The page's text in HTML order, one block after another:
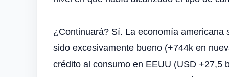
¿Continuará? Sí. La economía
sido excesivamente bueno (+744k en
crédito al consumo en EEUU (USD +27,5